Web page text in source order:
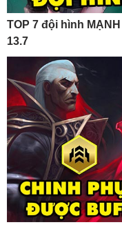
TOP 7 đội hình
13.7